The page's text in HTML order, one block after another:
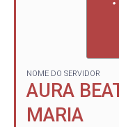
NOME DO SERVIDOR
AURA
MARIA